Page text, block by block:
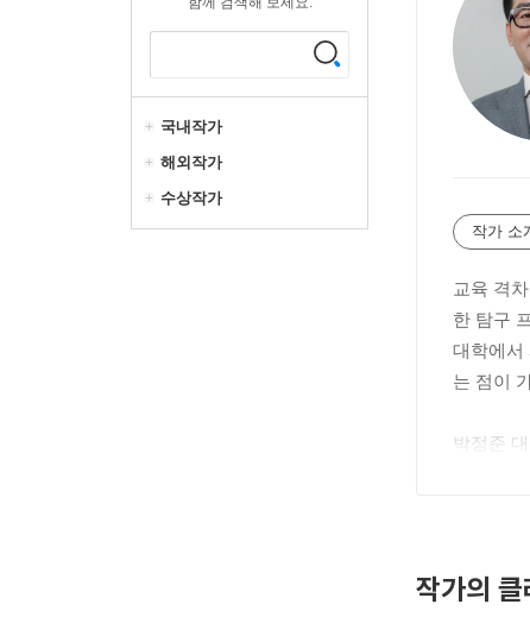
국내작가
해외작가
수상작가
작가 소
교육 격
한 탐구
대학에서
는 점이
박정준
교협 강
지은 책
작가의